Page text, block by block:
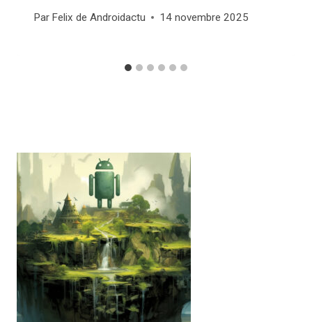
Par Felix de Androidactu 14 novembre 2025